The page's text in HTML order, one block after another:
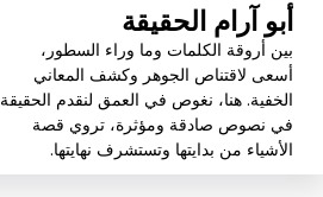
أبو آرام الحقيقة
بين أروقة الكلمات وما وراء السطور،
أسعى لاقتناص الجوهر وكشف المعاني
الخفية. هنا، نغوص في العمق لنقدم الحقيقة
في نصوص صادقة ومؤثرة، تروي قصة
الأشياء من بدايتها وتستشرف نهايتها.